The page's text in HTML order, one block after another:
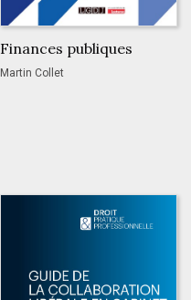
Finances publiques
Martin Collet